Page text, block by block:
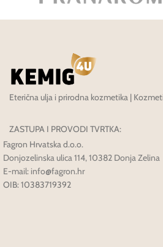
Eterična ulja i prirodna kozmetika |
ZASTUPA I PROVODI TVRTKA:
Fagron Hrvatska d.o.o.
Donjozelinska ulica 114, 10382 Donja Zelina
E-mail: info@fagron.hr
OIB: 10383719392